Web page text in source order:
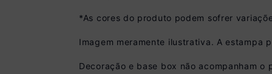
( 10% de desconto)
*As cores do produto podem sofrer
Imagem meramente ilustrativa. A estampa
Decoração e base box não acompanham o